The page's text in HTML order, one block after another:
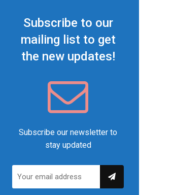
Subscribe to our
mailing list to get
the new updates!
Subscribe our newsletter to
stay updated